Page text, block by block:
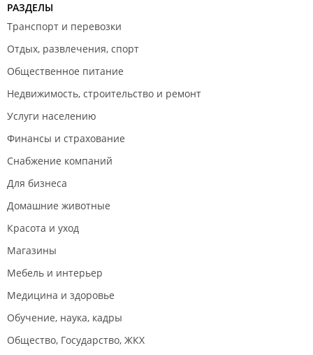
РАЗДЕЛЫ
Транспорт и перевозки
Отдых, развлечения, спорт
Общественное питание
Недвижимость, строительство и ремонт
Услуги населению
Финансы и страхование
Снабжение компаний
Для бизнеса
Домашние животные
Красота и уход
Магазины
Мебель и интерьер
Медицина и здоровье
Обучение, наука, кадры
Общество, Государство, ЖКХ